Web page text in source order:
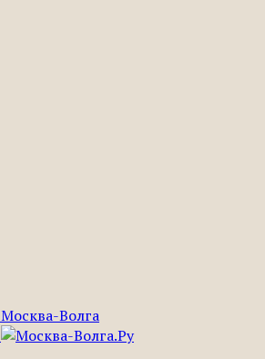
Москва-Волга